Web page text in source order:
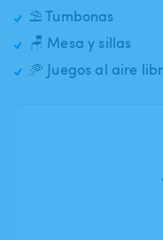
⛱️ Tumbonas
🪑 Mesa y sillas
🥏 Juegos al aire